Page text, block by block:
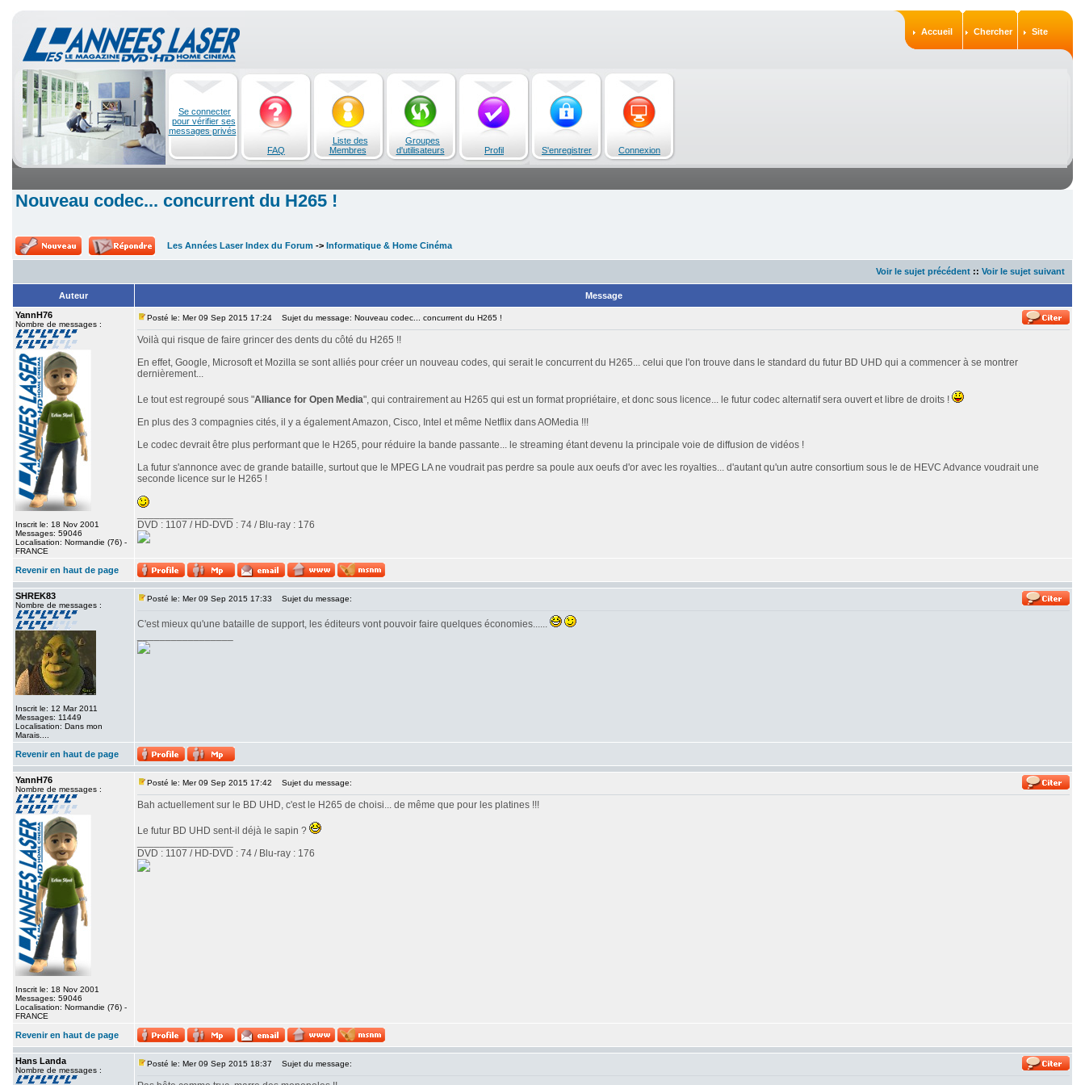
Accueil Chercher Site
Se connecter
pour vérifier ses
messages privés
FAQ
Liste des
Membres
Groupes
d'utilisateurs
Profil S'enregistrer Connexion
Nouveau codec... concurrent du H265 !
Les Années Laser Index du Forum -> Informatique & Home Cinéma
Voir le sujet précédent :: Voir le sujet suivant
Auteur
Message
YannH76
Nombre de messages :
Inscrit le: 18 Nov 2001
Messages: 59046
Localisation: Normandie (76) -
FRANCE
Posté le: Mer 09 Sep 2015 17:24 Sujet du message: Nouveau codec... concurrent du H265 !
Voilà qui risque de faire grincer des dents du côté du H265 !!
En effet, Google, Microsoft et Mozilla se sont alliés pour créer un nouveau codes, qui serait le concurrent du H265... celui que l'on trouve dans le standard du futur BD UHD qui a commencer à se montrer
dernièrement...
Le tout est regroupé sous "Alliance for Open Media", qui contrairement au H265 qui est un format propriétaire, et donc sous licence... le futur codec alternatif sera ouvert et libre de droits !
En plus des 3 compagnies cités, il y a également Amazon, Cisco, Intel et même Netflix dans AOMedia !!!
Le codec devrait être plus performant que le H265, pour réduire la bande passante... le streaming étant devenu la principale voie de diffusion de vidéos !
La futur s'annonce avec de grande bataille, surtout que le MPEG LA ne voudrait pas perdre sa poule aux oeufs d'or avec les royalties... d'autant qu'un autre consortium sous le de HEVC Advance voudrait une
seconde licence sur le H265 !
DVD : 1107 / HD-DVD : 74 / Blu-ray : 176
Revenir en haut de page
SHREK83
Nombre de messages :
Inscrit le: 12 Mar 2011
Messages: 11449
Localisation: Dans mon
Marais....
Posté le: Mer 09 Sep 2015 17:33 Sujet du message:
C'est mieux qu'une bataille de support, les éditeurs vont pouvoir faire quelques économies......
Revenir en haut de page
YannH76
Nombre de messages :
Inscrit le: 18 Nov 2001
Messages: 59046
Localisation: Normandie (76) -
FRANCE
Posté le: Mer 09 Sep 2015 17:42 Sujet du message:
Bah actuellement sur le BD UHD, c'est le H265 de choisi... de même que pour les platines !!!
Le futur BD UHD sent-il déjà le sapin ?
DVD : 1107 / HD-DVD : 74 / Blu-ray : 176
Revenir en haut de page
Hans Landa
Nombre de messages :
Posté le: Mer 09 Sep 2015 18:37 Sujet du message: